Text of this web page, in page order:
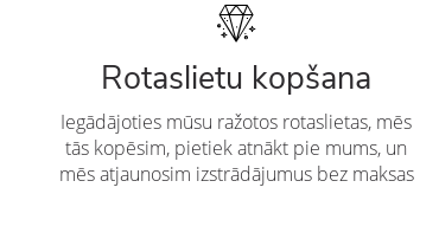
Rotaslietu kopšana
Iegādājoties mūsu ražotos rotaslietas, mēs
tās kopēsim, pietiek atnākt pie mums, un
mēs atjaunosim izstrādājumus bez maksas